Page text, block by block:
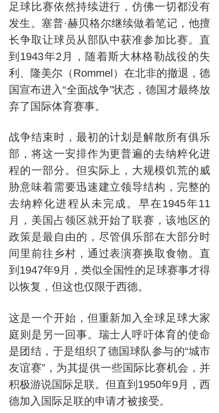
足球比赛依然持续进行，仿佛一切都没有
发生。塞普·赫贝格尔继续做着笔记，他擅
长争取让球员从部队中获准参加比赛。直
到1943年2月，随着斯大林格勒战役的失
利、隆美尔（Rommel）在北非的撤退，德
国宣布进入“全面战争”状态，德国才最终放
弃了国际体育赛事。
战争结束时，最初的计划是解散所有俱乐
部，将这一安排作为更普遍的去纳粹化进
程的一部分。但实际上，大规模饥荒的威
胁意味着需要迅速建立领导结构，完整的
去纳粹化进程从未完成。早在1945年11
月，美国占领区就开始了联赛，该地区的
政策是最自由的，尽管俱乐部在大部分时
间里前往乡村，通过表演赛换取食物。直
到1947年9月，类似全国性的足球赛事才得
以恢复，但这也仅限于西德。
这是一个开始，但重新加入全球足球大家
庭则是另一回事。瑞士人呼吁体育的使命
是团结，于是组织了德国球队参与的“城市
友谊赛”，为其提供一些国际比赛机会，并
积极游说国际足联。但直到1950年9月，西
德加入国际足联的申请才被接受。